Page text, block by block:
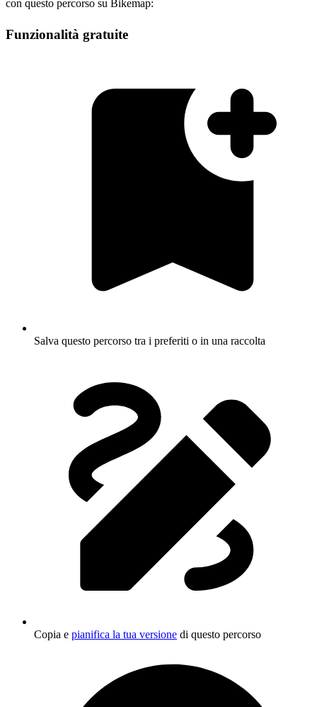
con questo percorso su Bikemap:
Funzionalità gratuite
Salva questo percorso tra i preferiti o in una raccolta
Copia e pianifica la tua versione di questo percorso